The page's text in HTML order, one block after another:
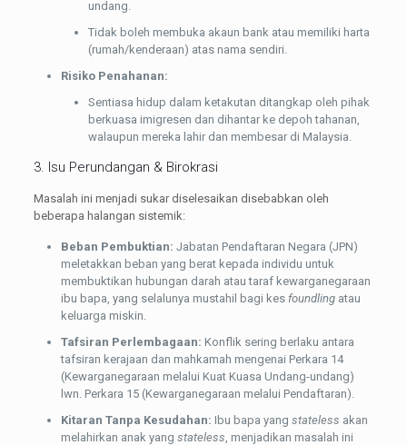
undang.
Tidak boleh membuka akaun bank atau memiliki harta
(rumah/kenderaan) atas nama sendiri.
Risiko Penahanan:
Sentiasa hidup dalam ketakutan ditangkap oleh pihak
berkuasa imigresen dan dihantar ke depoh tahanan,
walaupun mereka lahir dan membesar di Malaysia.
3. Isu Perundangan & Birokrasi
Masalah ini menjadi sukar diselesaikan disebabkan oleh
beberapa halangan sistemik:
Beban Pembuktian: Jabatan Pendaftaran Negara (JPN)
meletakkan beban yang berat kepada individu untuk
membuktikan hubungan darah atau taraf kewarganegaraan
ibu bapa, yang selalunya mustahil bagi kes foundlingatau
keluarga miskin.
Tafsiran Perlembagaan: Konflik sering berlaku antara
tafsiran kerajaan dan mahkamah mengenai Perkara 14
(Kewarganegaraan melalui Kuat Kuasa Undang-undang)
lwn. Perkara 15 (Kewarganegaraan melalui Pendaftaran).
Kitaran Tanpa Kesudahan: Ibu bapa yang stateless akan
melahirkan anak yang stateless , menjadikan masalah ini